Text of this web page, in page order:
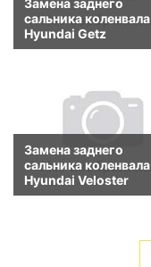
Замена заднего
сальника коленвала
Hyundai Getz
Замена заднего
сальника коленвала
Hyundai Veloster